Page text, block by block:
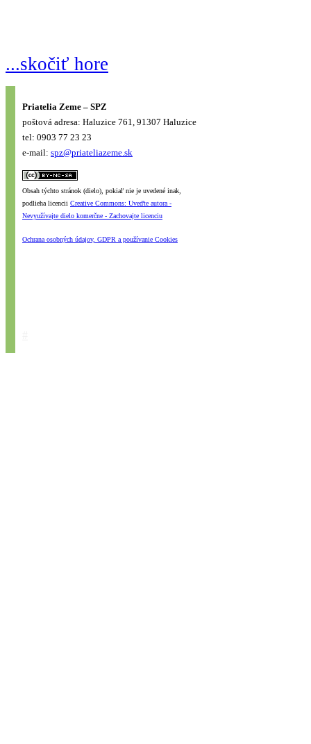
...skočiť hore
Priatelia Zeme – SPZ
poštová adresa: Haluzice 761, 91307 Haluzice
tel: 0903 77 23 23
e-mail: spz@priateliazeme.sk
Obsah týchto stránok (dielo), pokiaľ nie je uvedené inak,
podlieha licencii Creative Commons: Uveďte autora -
Nevyužívajte dielo komerčne - Zachovajte licenciu
Ochrana osobných údajov, GDPR a používanie Cookies